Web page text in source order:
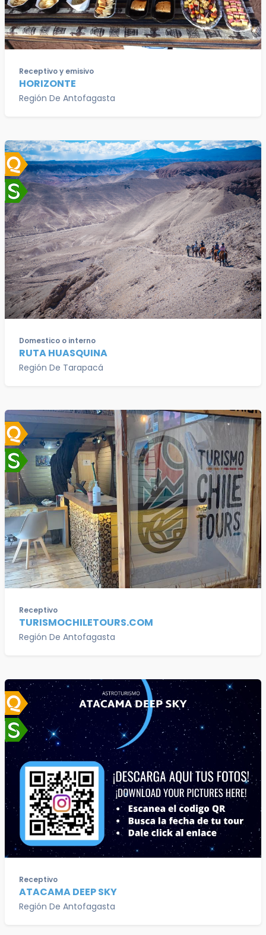
Receptivo y emisivo
HORIZONTE
Región De Antofagasta
Domestico o interno
RUTA HUASQUINA
Región De Tarapacá
Receptivo
TURISMOCHILETOURS.COM
Región De Antofagasta
Receptivo
ATACAMA DEEP SKY
Región De Antofagasta